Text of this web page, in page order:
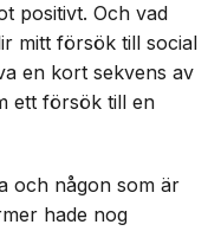
positivt. Och vad
mitt försök till social
en kort sekvens av
ett försök till en
och någon som är
hade nog